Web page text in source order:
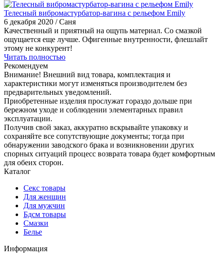
Телесный вибромастурбатор-вагина с рельефом Emily
6 декабря 2020 / Саня
Качественный и приятный на ощупь материал. Со смазкой
ощущается еще лучше. Офигенные внутренности, флешлайт
этому не конкурент!
Читать полностью
Рекомендуем
Внимание! Внешний вид товара, комплектация и
характеристики могут изменяться производителем без
предварительных уведомлений.
Приобретенные изделия прослужат гораздо дольше при
бережном уходе и соблюдении элементарных правил
эксплуатации.
Получив свой заказ, аккуратно вскрывайте упаковку и
сохраняйте все сопутствующие документы; тогда при
обнаружении заводского брака и возникновении других
спорных ситуаций процесс возврата товара будет комфортным
для обеих сторон.
Каталог
Секс товары
Для женщин
Для мужчин
Бдсм товары
Смазки
Белье
Информация